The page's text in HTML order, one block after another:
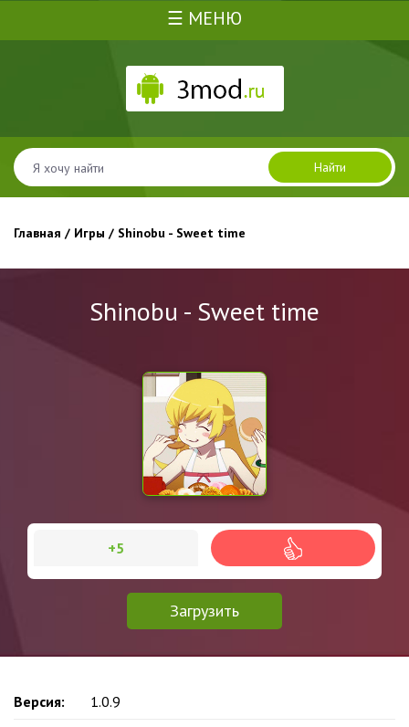
☰ МЕНЮ
Найти
Главная / Игры / Shinobu - Sweet time
Shinobu - Sweet time
Загрузить
+5
Версия:
1.0.9